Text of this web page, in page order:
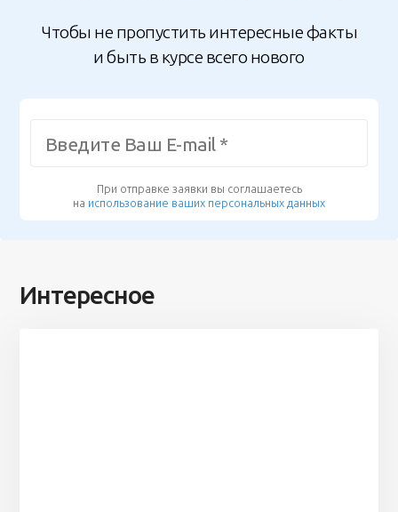
Чтобы не пропустить интересные факты
и быть в курсе всего нового
При отправке заявки вы соглашаетесь
на использование ваших персональных данных
Интересное